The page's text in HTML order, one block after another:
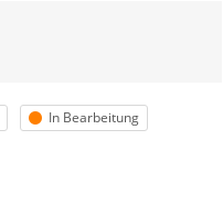
Status
In Bearbeitung